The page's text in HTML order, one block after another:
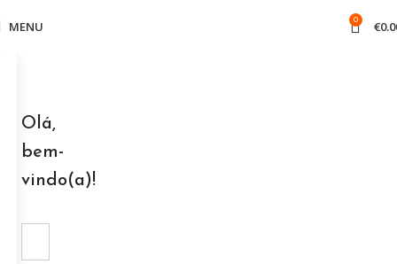
MENU 0 €
Olá,
bem-
vindo(a)!